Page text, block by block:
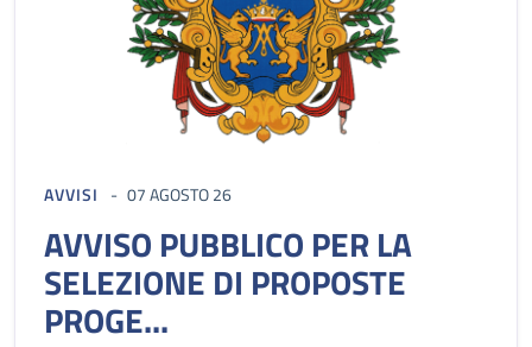
AVVISI 07 AGOSTO 26
AVVISO PUBBLICO PER LA
SELEZIONE DI PROPOSTE
PROGE...